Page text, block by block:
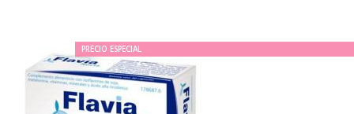
PRECIO ESPECIAL